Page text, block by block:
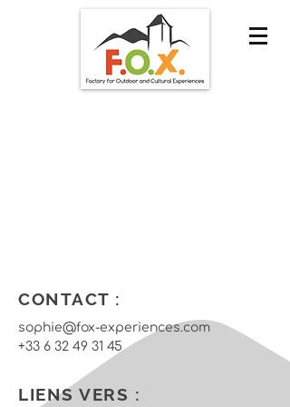
CONTACT :
sophie@fox-experiences.com
+33 6 32 49 31 45
LIENS VERS :